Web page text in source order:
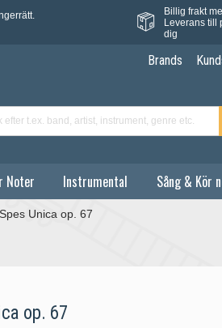
Billig frakt
Leverans till
dig
Brands
Noter Instrumental Sång & Kör
Unica op. 67
op. 67